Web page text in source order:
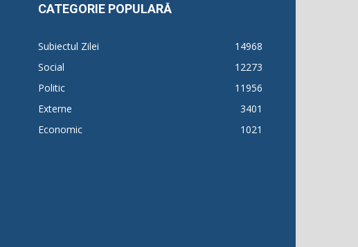
CATEGORIE POPULARĂ
Subiectul Zilei
14968
Social
12273
Politic
11956
Externe
3401
Economic
1021